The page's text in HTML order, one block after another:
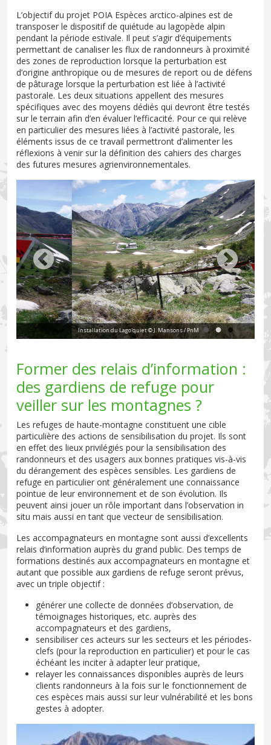
L’objectif du projet POIA Espèces arctico-alpines est de
transposer le dispositif de quiétude au lagopède alpin
pendant la période estivale. Il peut s’agir d’équipements
permettant de canaliser les flux de randonneurs à proximité
des zones de reproduction lorsque la perturbation est
d’origine anthropique ou de mesures de report ou de défens
de pâturage lorsque la perturbation est liée à l’activité
pastorale. Les deux situations appellent des mesures
spécifiques avec des moyens dédiés qui devront être testés
sur le terrain afin d’en évaluer l’efficacité. Pour ce qui relève
en particulier des mesures liées à l’activité pastorale, les
éléments issus de ce travail permettront d’alimenter les
réflexions à venir sur la définition des cahiers des charges
des futures mesures agrienvironnementales.
Installation du Lago'quiet © J. Mansons / PnM
Former des relais d’information :
des gardiens de refuge pour
veiller sur les montagnes ?
Les refuges de haute-montagne constituent une cible
particulière des actions de sensibilisation du projet. Ils sont
en effet des lieux privilégiés pour la sensibilisation des
randonneurs et des usagers aux bonnes pratiques vis-à-vis
du dérangement des espèces sensibles. Les gardiens de
refuge en particulier ont généralement une connaissance
pointue de leur environnement et de son évolution. Ils
peuvent ainsi jouer un rôle important dans l’observation in
situ mais aussi en tant que vecteur de sensibilisation.
Les accompagnateurs en montagne sont aussi d’excellents
relais d’information auprès du grand public. Des temps de
formations destinés aux accompagnateurs en montagne et
autant que possible aux gardiens de refuge seront prévus,
avec un triple objectif :
générer une collecte de données d’observation, de
témoignages historiques, etc. auprès des
accompagnateurs et des gardiens,
sensibiliser ces acteurs sur les secteurs et les périodes-
clefs (pour la reproduction en particulier) et pour le cas
échéant les inciter à adapter leur pratique,
relayer les connaissances disponibles auprès de leurs
clients randonneurs à la fois sur le fonctionnement de
ces espèces mais aussi sur leur vulnérabilité et les bons
gestes à adopter.